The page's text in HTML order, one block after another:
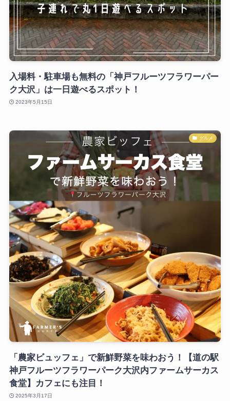
入場料・駐車場も無料の「神戸フルーツフラワーパー
ク大沢」は一日遊べるスポット！
2023年5月15日
グルメ
「農家ビュッフェ」で新鮮野菜を味わおう！【道の駅
神戸フルーツフラワーパーク大沢内ファームサーカス
食堂】カフェにも注目！
2025年3月17日